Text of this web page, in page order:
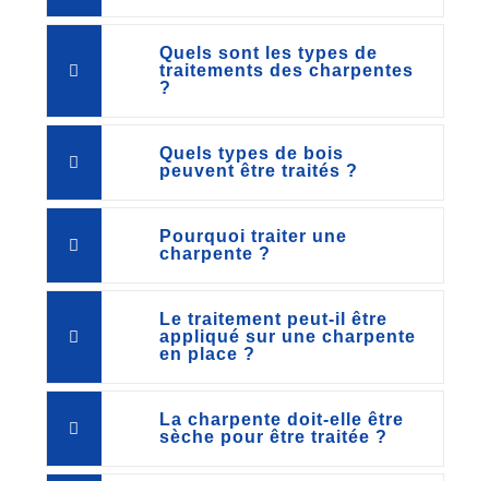
Quels sont les types de
traitements des charpentes
?
Quels types de bois
peuvent être traités ?
Pourquoi traiter une
charpente ?
Le traitement peut-il être
appliqué sur une charpente
en place ?
La charpente doit-elle être
sèche pour être traitée ?